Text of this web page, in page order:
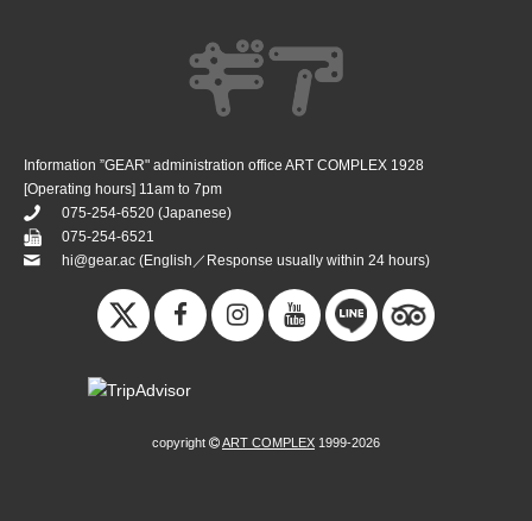
Information ”GEAR" administration office ART COMPLEX 1928
[Operating hours] 11am to 7pm
075-254-6520 (Japanese)
075-254-6521
hi@gear.ac (English／Response usually within 24 hours)
copyright ART COMPLEX 1999-2026